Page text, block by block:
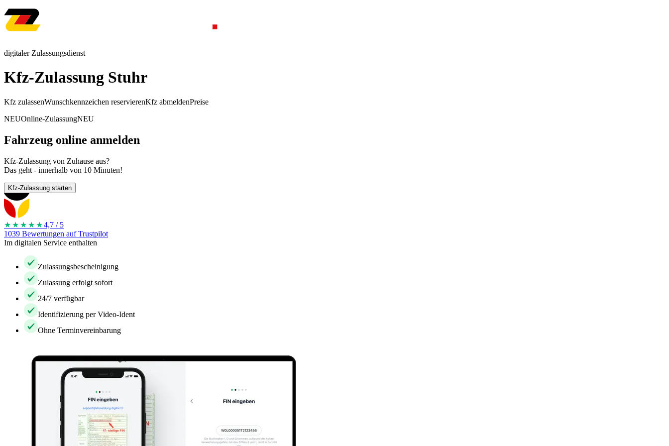
digitaler Zulassungsdienst
Kfz-Zulassung Stuhr
Kfz zulassenWunschkennzeichen reservierenKfz abmeldenPreise
NEUOnline-ZulassungNEU
Fahrzeug online anmelden
Kfz-Zulassung von Zuhause aus?
Das geht - innerhalb von 10 Minuten!
Kfz-Zulassung starten
★★★★ ★4,7 / 5
1039 Bewertungen auf Trustpilot
Im digitalen Service enthalten
Zulassungsbescheinigung
Zulassung erfolgt sofort
24/7 verfügbar
Identifizierung per Video-Ident
Ohne Terminvereinbarung